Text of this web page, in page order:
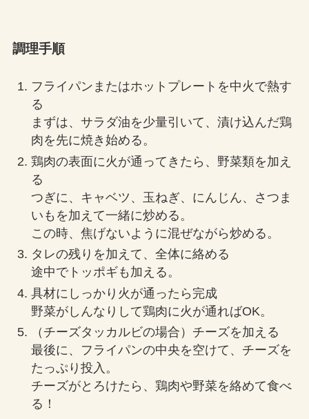
調理手順
フライパンまたはホットプレートを中火で熱す
る
まずは、サラダ油を少量引いて、漬け込んだ鶏
肉を先に焼き始める。
鶏肉の表面に火が通ってきたら、野菜類を加え
る
つぎに、キャベツ、玉ねぎ、にんじん、さつま
いもを加えて一緒に炒める。
この時、焦げないように混ぜながら炒める。
タレの残りを加えて、全体に絡める
途中でトッポギも加える。
具材にしっかり火が通ったら完成
野菜がしんなりして鶏肉に火が通ればOK。
（チーズタッカルビの場合）チーズを加える
最後に、フライパンの中央を空けて、チーズを
たっぷり投入。
チーズがとろけたら、鶏肉や野菜を絡めて食べ
る！